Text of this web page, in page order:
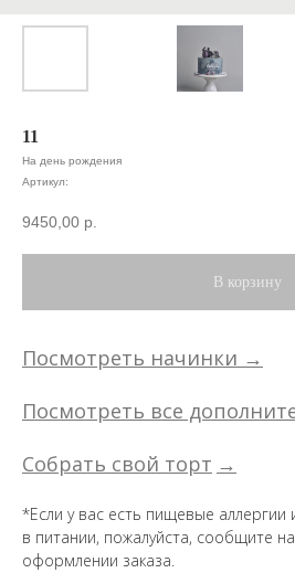
11
На день рождения
Артикул:
9450,00 р.
В корзину
Посмотреть начинки →
Посмотреть все
Собрать свой торт →
*Если у вас есть пищевые аллергии
в питании, пожалуйста, сообщите
оформлении заказа.